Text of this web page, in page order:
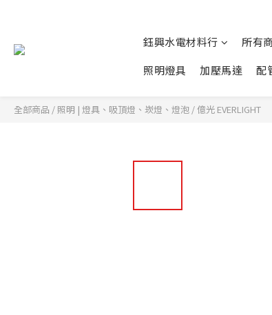
鈺興水電材料行 所有
照明燈具
加壓馬達 配
全部商品 / 照明 | 燈具、吸頂燈、崁燈、燈泡 /億光 EVERLIGHT